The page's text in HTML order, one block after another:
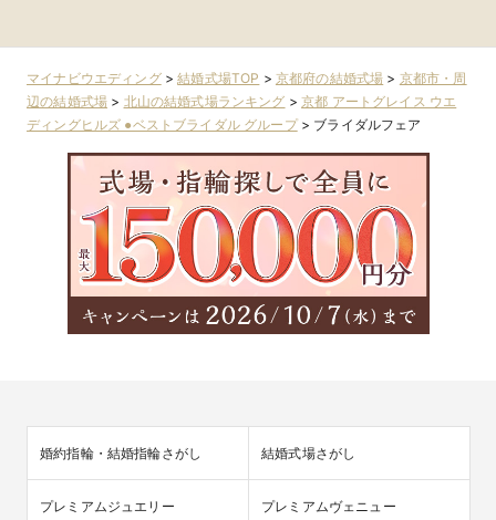
マイナビウエディング>結婚式場TOP > 京都府の結婚式場 > 京都市・周
辺の結婚式場 > 北山の結婚式場ランキング >京都 アートグレイス ウエ
ディングヒルズ ●ベストブライダル グループ> ブライダルフェア
婚約指輪・結婚指輪さがし 結婚式場さがし
プレミアムジュエリー プレミアムヴェニュー